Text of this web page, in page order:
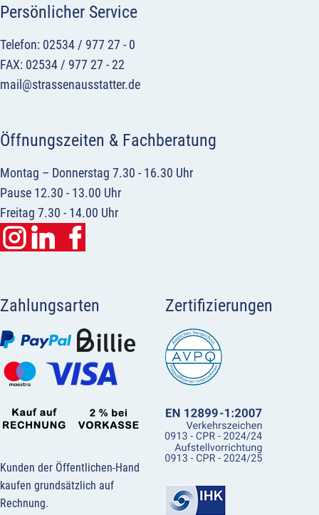
Persönlicher Service
Telefon: 02534 / 977 27 - 0
FAX: 02534 / 977 27 - 22
mail@strassenausstatter.de
Öffnungszeiten & Fachberatung
Montag – Donnerstag 7.30 - 16.30 Uhr
Pause 12.30 - 13.00 Uhr
Freitag 7.30 - 14.00 Uhr
Zahlungsarten
Kunden der Öffentlichen-Hand
kaufen grundsätzlich auf
Rechnung.
Zertifizierungen